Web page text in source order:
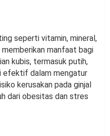
seperti vitamin, mineral,
manfaat bagi
kubis, termasuk putih,
efektif dalam mengatur
kerusakan pada ginjal
dari obesitas dan stres